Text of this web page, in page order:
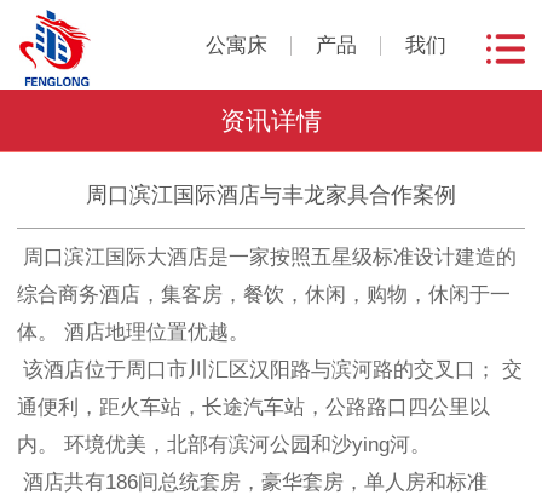
公寓床 产品 我们
资讯详情
周口滨江国际酒店与丰龙家具合作案例
周口滨江国际大酒店是一家按照五星级标准设计建造的
综合商务酒店，集客房，餐饮，休闲，购物，休闲于一
体。 酒店地理位置优越。
该酒店位于周口市川汇区汉阳路与滨河路的交叉口； 交
通便利，距火车站，长途汽车站，公路路口四公里以
内。 环境优美，北部有滨河公园和沙ying河。
酒店共有186间总统套房，豪华套房，单人房和标准